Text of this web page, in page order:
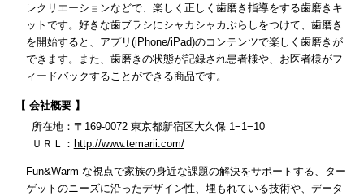
レクリエーションなどで、楽しく正しく歯磨き指導をする歯磨きキ
ットです。好きな歯ブラシにシャカシャカぶらしをつけて、歯磨き
を開始すると、アプリ(iPhone/iPad)のコンテンツで楽しく歯磨きが
できます。また、歯磨きの状態が記録され患者様や、お医者様がフ
ィードバックすることができる商品です。
【 会社概要 】
所在地：〒169-0072 東京都新宿区大久保 1−1−10
ＵＲＬ： http://www.temarii.com/
Fun&Warm な視点で家族の身近な課題の解決をサポートする、ター
ゲットのニーズに沿ったデザイン性、埋もれている技術や、データ